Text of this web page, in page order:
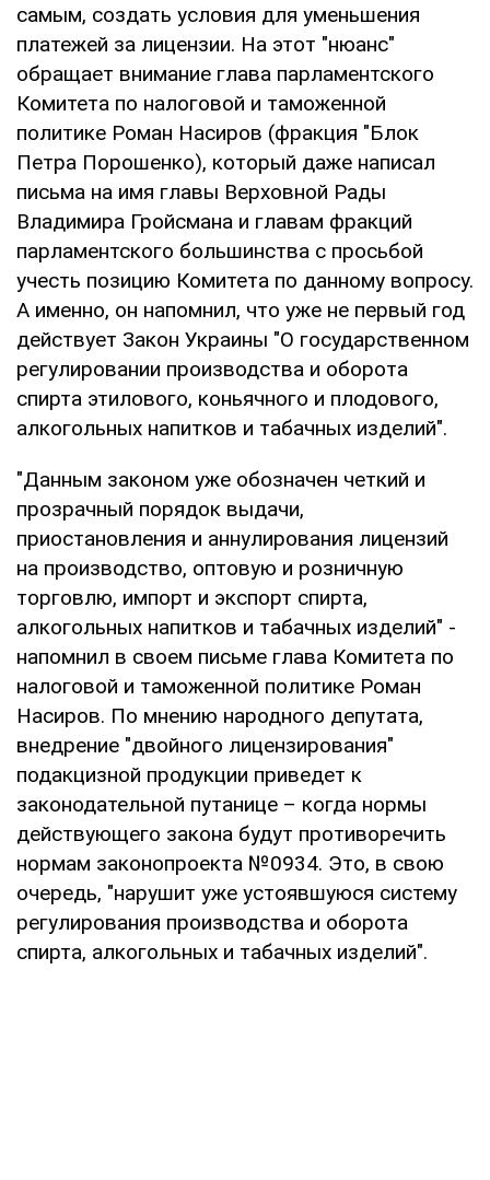
самым, создать условия для уменьшения
платежей за лицензии. На этот "нюанс"
обращает внимание глава парламентского
Комитета по налоговой и таможенной
политике Роман Насиров (фракция "Блок
Петра Порошенко), который даже написал
письма на имя главы Верховной Рады
Владимира Гройсмана и главам фракций
парламентского большинства с просьбой
учесть позицию Комитета по данному вопросу.
А именно, он напомнил, что уже не первый год
действует Закон Украины "О государственном
регулировании производства и оборота
спирта этилового, коньячного и плодового,
алкогольных напитков и табачных изделий".
"Данным законом уже обозначен четкий и
прозрачный порядок выдачи,
приостановления и аннулирования лицензий
на производство, оптовую и розничную
торговлю, импорт и экспорт спирта,
алкогольных напитков и табачных изделий" -
напомнил в своем письме глава Комитета по
налоговой и таможенной политике Роман
Насиров. По мнению народного депутата,
внедрение "двойного лицензирования"
подакцизной продукции приведет к
законодательной путанице – когда нормы
действующего закона будут противоречить
нормам законопроекта №0934. Это, в свою
очередь, "нарушит уже устоявшуюся систему
регулирования производства и оборота
спирта, алкогольных и табачных изделий".